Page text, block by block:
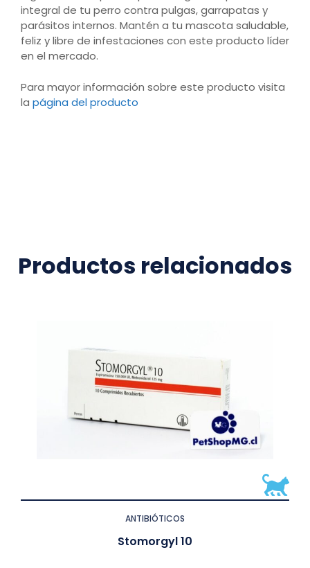
integral de tu perro contra pulgas, garrapatas y
parásitos internos. Mantén a tu mascota saludable,
feliz y libre de infestaciones con este producto líder
en el mercado.
Para mayor información sobre este producto visita
la página del producto
Productos relacionados
ANTIBIÓTICOS
Stomorgyl 10